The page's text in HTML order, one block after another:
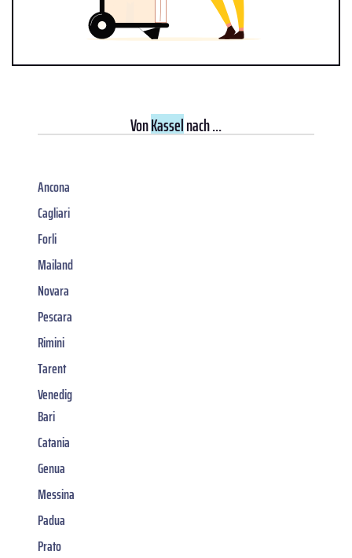
VonKasselnach ...
Ancona
Cagliari
Forli
Mailand
Novara
Pescara
Rimini
Tarent
Venedig
Bari
Catania
Genua
Messina
Padua
Prato